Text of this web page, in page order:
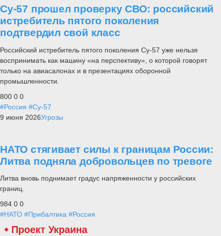
Су-57 прошел проверку СВО: российский
истребитель пятого поколения
подтвердил свой класс
Российский истребитель пятого поколения Су-57 уже нельзя
воспринимать как машину «на перспективу», о которой говорят
только на авиасалонах и в презентациях оборонной
промышленности.
800 0 0
#Россия #Су-57
9 июня 2026Угрозы
НАТО стягивает силы к границам России:
Литва подняла добровольцев по тревоге
Литва вновь поднимает градус напряженности у российских
границ.
984 0 0
#НАТО #Прибалтика #Россия
Проект Украина